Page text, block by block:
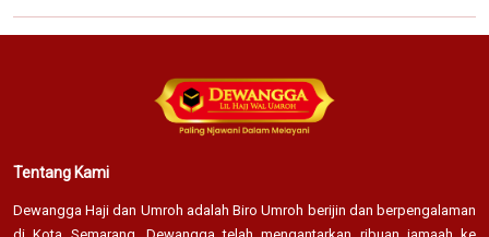
Tentang Kami
Dewangga Haji dan Umroh adalah Biro Umroh berijin dan berpengalaman